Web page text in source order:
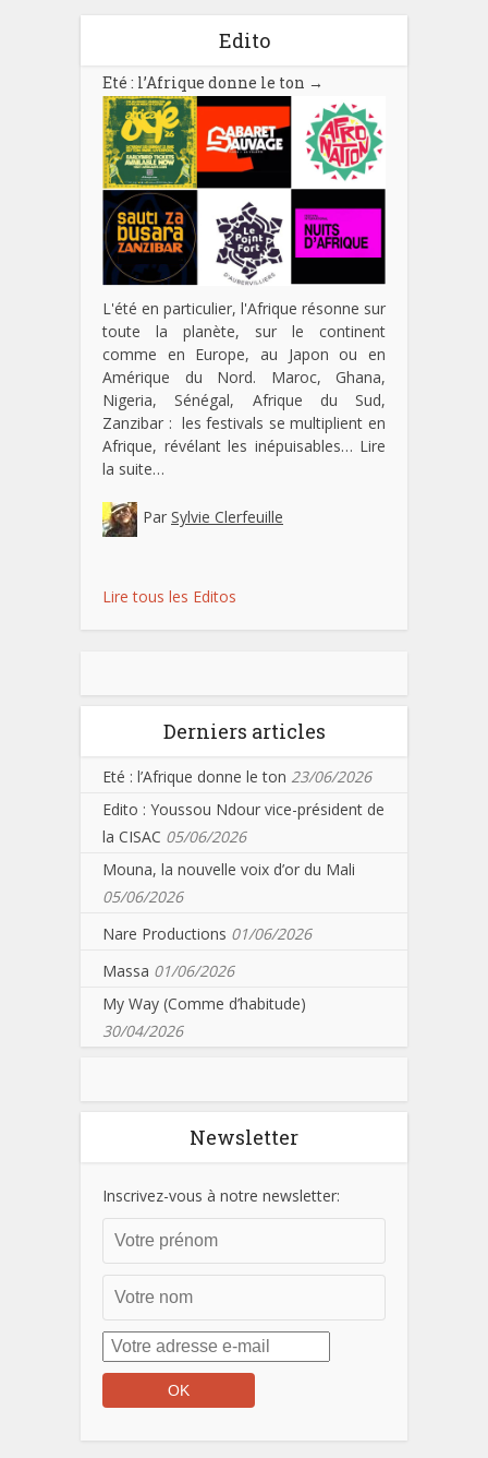
Edito
Eté : l’Afrique donne le ton →
L'été en particulier, l'Afrique résonne sur
toute la planète, sur le continent
comme en Europe, au Japon ou en
Amérique du Nord. Maroc, Ghana,
Nigeria, Sénégal, Afrique du Sud,
Zanzibar : les festivals se multiplient en
Afrique, révélant les inépuisables… Lire
la suite…
Par Sylvie Clerfeuille
Lire tous les Editos
Derniers articles
Eté : l’Afrique donne le ton 23/06/2026
Edito : Youssou Ndour vice-président de
la CISAC 05/06/2026
Mouna, la nouvelle voix d’or du Mali
05/06/2026
Nare Productions 01/06/2026
Massa 01/06/2026
My Way (Comme d’habitude)
30/04/2026
Newsletter
Inscrivez-vous à notre newsletter: